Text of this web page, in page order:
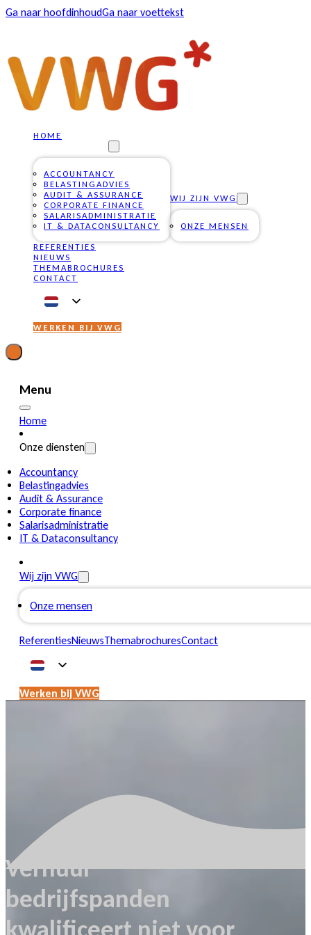
Ga naar hoofdinhoudGa naar voettekst
HOME
ACCOUNTANCY
BELASTINGADVIES
AUDIT & ASSURANCE
CORPORATE FINANCE
SALARISADMINISTRATIE
IT & DATACONSULTANCY
WIJ ZIJN VWG
ONZE MENSEN
REFERENTIES
NIEUWS
THEMABROCHURES
CONTACT
WERKEN BIJ VWG
Menu
Home
Onze diensten
Accountancy
Belastingadvies
Audit & Assurance
Corporate finance
Salarisadministratie
IT & Dataconsultancy
Wij zijn VWG
Onze mensen
ReferentiesNieuwsThemabrochuresContact
Werken bij VWG
Verhuur
bedrijfspanden